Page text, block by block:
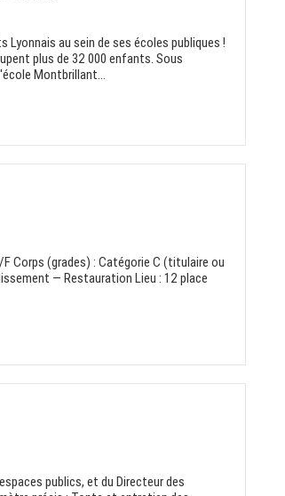
Lyonnais au sein de ses écoles publiques !
plus de 32 000 enfants. Sous
Montbrillant...
Corps (grades) : Catégorie C (titulaire ou
— Restauration Lieu : 12 place
publics, et du Directeur des